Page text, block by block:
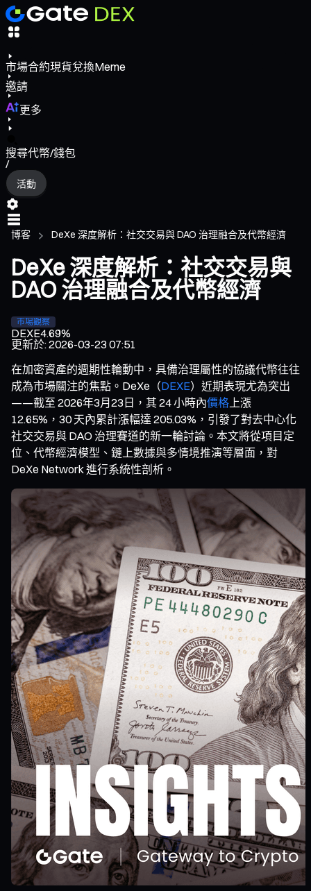
市場合約現貨兌換Meme
邀請
更多
搜尋代幣/錢包
/
活動
博客 DeXe 深度解析：社交交易與 DAO 治理融合及代幣經濟
DeXe 深度解析：社交交易與
DAO 治理融合及代幣經濟
市場觀察
DEXE4.69%
更新於:2026-03-23 07:51
在加密資產的週期性輪動中，具備治理屬性的協議代幣往往
成為市場關注的焦點。DeXe（DEXE）近期表現尤為突出
——截至 2026年3月23日，其 24 小時內價格 上漲
12.65%，30 天內累計漲幅達 205.03%，引發了對去中心化
社交交易與 DAO 治理賽道的新一輪討論。本文將從項目定
位、代幣經濟模型、鏈上數據與多情境推演等層面，對
DeXe Network 進行系統性剖析。